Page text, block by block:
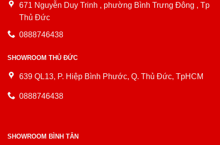
671 Nguyễn Duy Trinh , phường Bình Trưng Đông , Tp
Thủ Đức
0888746438
SHOWROOM THỦ ĐỨC
639 QL13, P. Hiệp Bình Phước, Q. Thủ Đức, TpHCM
0888746438
SHOWROOM BÌNH TÂN